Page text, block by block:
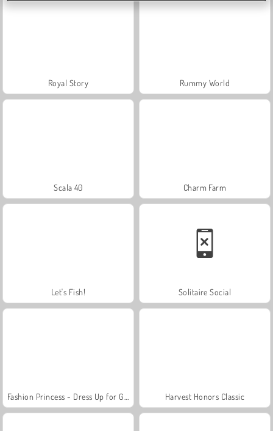
Royal Story Rummy World
Scala 40 Charm Farm
Let's Fish! Solitaire Social
Harvest Honors Classic